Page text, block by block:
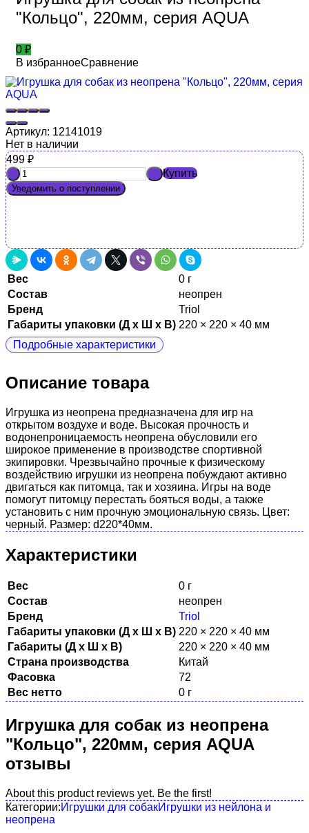
"Кольцо", 220мм, серия AQUA
0 ₽
В избранноеСравнение
Артикул: 12141019
Нет в наличии
499 ₽
Купить
Уведомить о поступлении
Вес
0 г
Состав
неопрен
Бренд
Triol
Габариты упаковки (Д х Ш х В) 220 × 220 × 40 мм
Подробные характеристики
Описание товара
Игрушка из неопрена предназначена для игр на
открытом воздухе и воде. Высокая прочность и
водонепроницаемость неопрена обусловили его
широкое применение в производстве спортивной
экипировки. Чрезвычайно прочные к физическому
воздействию игрушки из неопрена побуждают активно
двигаться как питомца, так и хозяина. Игры на воде
помогут питомцу перестать бояться воды, а также
установить с ним прочную эмоциональную связь. Цвет:
черный. Размер: d220*40мм.
Характеристики
Вес
0 г
Состав
неопрен
Бренд
Triol
Габариты упаковки (Д х Ш х В) 220 × 220 × 40 мм
Габариты (Д х Ш х В)
220 × 220 × 40 мм
Страна производства
Китай
Фасовка
72
Вес нетто
0 г
Игрушка для собак из неопрена
"Кольцо", 220мм, серия AQUA
отзывы
About this product reviews yet. Be the first!
Категории:Игрушки для собакИгрушки из нейлона и
неопрена